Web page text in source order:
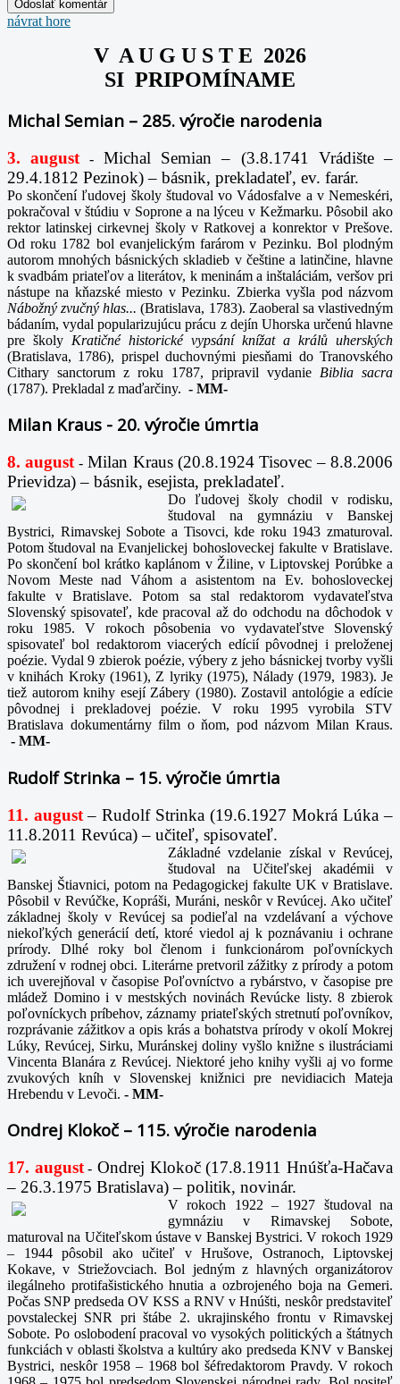
návrat hore
V A U G U S T E 2026
SI PRIPOMÍNAME
Michal Semian – 285. výročie narodenia
3. august -Michal Semian – (3.8.1741 Vrádište –
29.4.1812 Pezinok) – básnik, prekladateľ, ev. farár.
Po skončení ľudovej školy študoval vo Vádosfalve a v Nemeskéri,
pokračoval v štúdiu v Soprone a na lýceu v Kežmarku. Pôsobil ako
rektor latinskej cirkevnej školy v Ratkovej a konrektor v Prešove.
Od roku 1782 bol evanjelickým farárom v Pezinku. Bol plodným
autorom mnohých básnických skladieb v češtine a latinčine, hlavne
k svadbám priateľov a literátov, k meninám a inštaláciám, veršov pri
nástupe na kňazské miesto v Pezinku. Zbierka vyšla pod názvom
Nábožný zvučný hlas...(Bratislava, 1783). Zaoberal sa vlastivedným
bádaním, vydal popularizujúcu prácu z dejín Uhorska určenú hlavne
pre školy Kratičné historické vypsání knížat a králů uherských
(Bratislava, 1786), prispel duchovnými piesňami do Tranovského
Cithary sanctorum z roku 1787, pripravil vydanie Biblia sacra
(1787). Prekladal z maďarčiny. - MM-
Milan Kraus - 20. výročie úmrtia
8. august -Milan Kraus (20.8.1924 Tisovec – 8.8.2006
Prievidza) – básnik, esejista, prekladateľ.
Do ľudovej školy chodil v rodisku,
študoval na gymnáziu v Banskej
Bystrici, Rimavskej Sobote a Tisovci, kde roku 1943 zmaturoval.
Potom študoval na Evanjelickej bohosloveckej fakulte v Bratislave.
Po skončení bol krátko kaplánom v Žiline, v Liptovskej Porúbke a
Novom Meste nad Váhom a asistentom na Ev. bohosloveckej
fakulte v Bratislave. Potom sa stal redaktorom vydavateľstva
Slovenský spisovateľ, kde pracoval až do odchodu na dôchodok v
roku 1985. V rokoch pôsobenia vo vydavateľstve Slovenský
spisovateľ bol redaktorom viacerých edícií pôvodnej i preloženej
poézie. Vydal 9 zbierok poézie, výbery z jeho básnickej tvorby vyšli
v knihách Kroky (1961), Z lyriky (1975), Nálady (1979, 1983). Je
tiež autorom knihy esejí Zábery (1980). Zostavil antológie a edície
pôvodnej i prekladovej poézie. V roku 1995 vyrobila STV
Bratislava dokumentárny film o ňom, pod názvom Milan Kraus.
- MM-
Rudolf Strinka – 15. výročie úmrtia
11. august – Rudolf Strinka (19.6.1927 Mokrá Lúka –
11.8.2011 Revúca) – učiteľ, spisovateľ.
Základné vzdelanie získal v Revúcej,
študoval na Učiteľskej akadémii v
Banskej Štiavnici, potom na Pedagogickej fakulte UK v Bratislave.
Pôsobil v Revúčke, Kopráši, Muráni, neskôr v Revúcej. Ako učiteľ
základnej školy v Revúcej sa podieľal na vzdelávaní a výchove
niekoľkých generácií detí, ktoré viedol aj k poznávaniu i ochrane
prírody. Dlhé roky bol členom i funkcionárom poľovníckych
združení v rodnej obci. Literárne pretvoril zážitky z prírody a potom
ich uverejňoval v časopise Poľovníctvo a rybárstvo, v časopise pre
mládež Domino i v mestských novinách Revúcke listy. 8 zbierok
poľovníckych príbehov, záznamy priateľských stretnutí poľovníkov,
rozprávanie zážitkov a opis krás a bohatstva prírody v okolí Mokrej
Lúky, Revúcej, Sirku, Muránskej doliny vyšlo knižne s ilustráciami
Vincenta Blanára z Revúcej. Niektoré jeho knihy vyšli aj vo forme
zvukových kníh v Slovenskej knižnici pre nevidiacich Mateja
Hrebendu v Levoči. - MM-
Ondrej Klokoč – 115. výročie narodenia
17. august- Ondrej Klokoč (17.8.1911 Hnúšťa-Hačava
– 26.3.1975 Bratislava) – politik, novinár.
V rokoch 1922 – 1927 študoval na
gymnáziu v Rimavskej Sobote,
maturoval na Učiteľskom ústave v Banskej Bystrici. V rokoch 1929
– 1944 pôsobil ako učiteľ v Hrušove, Ostranoch, Liptovskej
Kokave, v Striežovciach. Bol jedným z hlavných organizátorov
ilegálneho protifašistického hnutia a ozbrojeného boja na Gemeri.
Počas SNP predseda OV KSS a RNV v Hnúšti, neskôr predstaviteľ
povstaleckej SNR pri štábe 2. ukrajinského frontu v Rimavskej
Sobote. Po oslobodení pracoval vo vysokých politických a štátnych
funkciách v oblasti školstva a kultúry ako predseda KNV v Banskej
Bystrici, neskôr 1958 – 1968 bol šéfredaktorom Pravdy. V rokoch